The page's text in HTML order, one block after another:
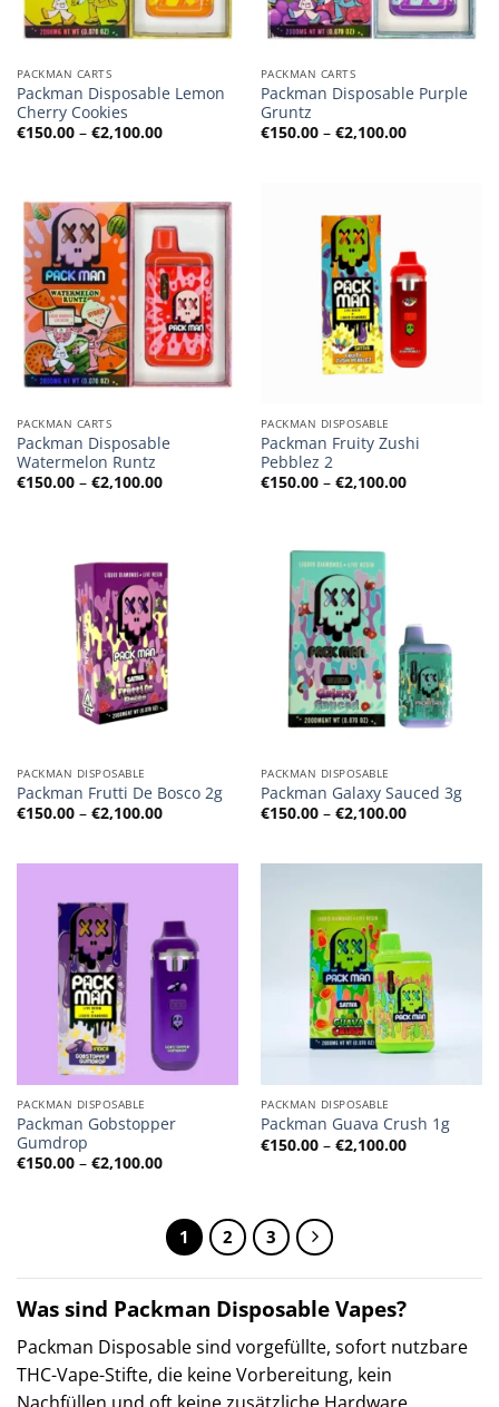
PACKMAN CARTS
Packman Disposable Lemon
Cherry Cookies
€150.00 – €2,100.00Preisspanne:
PACKMAN CARTS
Packman Disposable Purple
Gruntz
€150.00 – €2,100.00
PACKMAN CARTS
Packman Disposable
Watermelon Runtz
€150.00 – €2,100.00Preisspanne:
€150.00
PACKMAN DISPOSABLE
Packman Fruity Zushi
Pebblez 2
€150.00 – €2,100.00
€150.00
PACKMAN DISPOSABLE
Packman Frutti De Bosco 2g
€150.00 – €2,100.00Preisspanne:
PACKMAN DISPOSABLE
Packman Galaxy Sauced 3g
€150.00 – €2,100.00
PACKMAN DISPOSABLE
Packman Gobstopper
Gumdrop
€150.00 – €2,100.00Preisspanne:
€150.00
PACKMAN DISPOSABLE
Packman Guava Crush 1g
€150.00 – €2,100.00
€150.00
1 2 3
Was sind Packman Disposable Vapes?
Packman Disposable sind vorgefüllte, sofort nutzbare
THC-Vape-Stifte, die keine Vorbereitung, kein